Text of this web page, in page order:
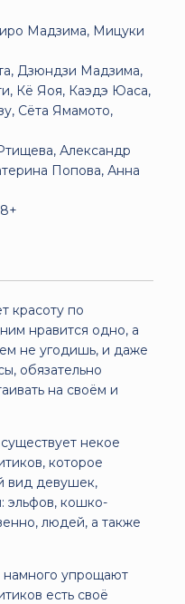
Мадзима, Мицуки
Дзюндзи Мадзима,
Кё Яоя, Каэдэ Юаса,
Сёта Ямамото,
Александр
Попова, Анна
красоту по
нравится одно, а
не угодишь, и даже
обязательно
на своём и
некое
которое
вид девушек,
эльфов, кошко-
людей, а также
намного упрощают
есть своё